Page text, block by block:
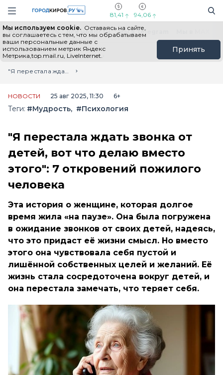
Навигация сайта
81,41 94,06
Мы используем cookie. Оставаясь на сайте,
вы соглашаетесь с тем, что мы обрабатываем
ваши персональные данные с
использованием метрик Яндекс
Метрика,top.mail.ru, LiveInternet.
Принять
Выборы - 2026 Все новости Мы в Telegram
Главная
Лента новостей
"Я перестала ждать звонка от детей, вот что делаю вместо этого": 7 откровений пожилого человека
НОВОСТИ 25 авг 2025, 11:30 6+
Теги: #Мудрость #Психология
"Я перестала ждать звонка от
детей, вот что делаю вместо
этого": 7 откровений пожилого
человека
Эта история о женщине, которая долгое
время жила «на паузе». Она была погружена
в ожидание звонков от своих детей, надеясь,
что это придаст её жизни смысл. Но вместо
этого она чувствовала себя пустой и
лишённой собственных целей и желаний. Её
жизнь стала сосредоточена вокруг детей, и
она перестала замечать, что теряет себя.